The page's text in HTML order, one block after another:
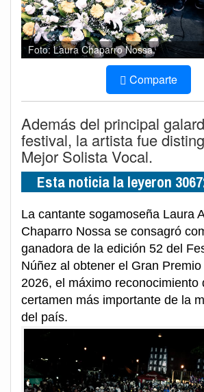
Foto: Laura Chaparro Nossa.
Comparte
Además del principal
festival, la artista fue
Mejor Solista Vocal.
Esta noticia la leyeron
La cantante sogamoseña Laura
Chaparro Nossa se consagró
ganadora de la edición 52 del
Núñez al obtener el Gran
2026, el máximo reconocimiento
certamen más importante de la
del país.